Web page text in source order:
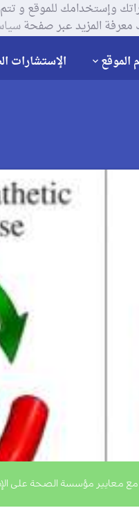
المزيد عبر صفحة
الموقع الإستشارات
معايير مؤسسة الصحة على